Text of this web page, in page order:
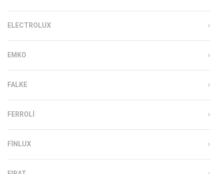
ELECTROLUX
EMKO
FALKE
FERROLI
FINLUX